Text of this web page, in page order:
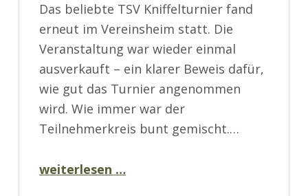
Das beliebte TSV Kniffelturnier fand
erneut im Vereinsheim statt. Die
Veranstaltung war wieder einmal
ausverkauft – ein klarer Beweis dafür,
wie gut das Turnier angenommen
wird. Wie immer war der
Teilnehmerkreis bunt gemischt.…
“TSV – Kniffelturnier 2026”
weiterlesen …